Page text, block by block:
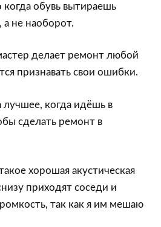
обувь вытираешь
а не наоборот.
делает ремонт любой
признавать свои ошибки.
лучшее, когда идёшь в
сделать ремонт в
хорошая акустическая
приходят соседи и
так как я им мешаю